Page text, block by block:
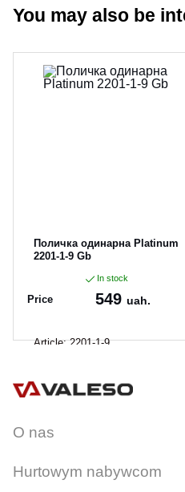
You may also be
Поличка одинарна Platinum
2201-1-9 Gb
In stock
Price 549 uah.
Article:2201-1-9
O nas
Hurtowym nabywcom